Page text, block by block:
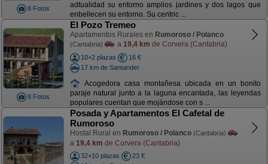
8 Fotos
adtualidad su entorno amplios jardines y dos lagos que
enbellecen su entorno. Su centric ...
8 Fotos
El Pozo Tremeo
Apartamentos Rurales en Rumoroso / Polanco
(Cantabria) a 19,4 km de Corvera (Cantabria)
10+2 plazas
16 €
17 km de Santander
Acogedora casa montañesa ubicada en un bonito
paraje natural junto a la laguna encantada, las leyendas
populares cuentan que mojándose con s ...
Posada y Apartamentos El Cafetal de
Rumoroso
Hostal Rural en Rumoroso / Polanco (Cantabria)
a 19,4 km de Corvera (Cantabria)
32+10 plazas
23 €